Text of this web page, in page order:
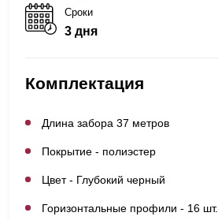
Сроки
3 дня
Комплектация
Длина забора 37 метров
Покрытие - полиэстер
Цвет - Глубокий черный
Горизонтальные профили - 16 шт.